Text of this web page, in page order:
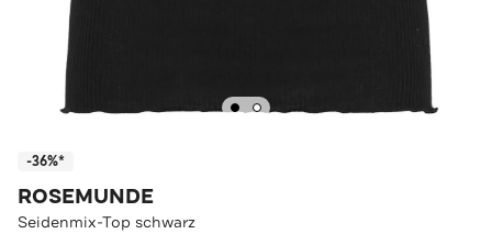
-36%*
ROSEMUNDE
Seidenmix-Top schwarz